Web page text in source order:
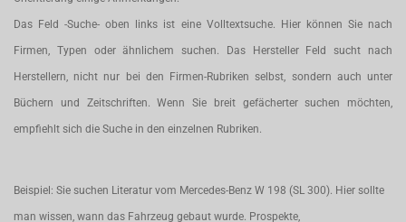
Das Feld -Suche- oben links ist eine Volltextsuche. Hier können Sie nach
Firmen, Typen oder ähnlichem suchen. Das Hersteller Feld sucht nach
Herstellern, nicht nur bei den Firmen-Rubriken selbst, sondern auch unter
Büchern und Zeitschriften. Wenn Sie breit gefächerter suchen möchten,
empfiehlt sich die Suche in den einzelnen Rubriken.
Beispiel: Sie suchen Literatur vom Mercedes-Benz W 198 (SL 300). Hier sollte
man wissen, wann das Fahrzeug gebaut wurde. Prospekte,